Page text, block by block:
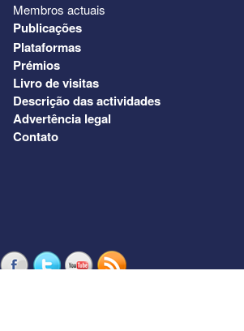
Membros actuais
Publicações
Plataformas
Prémios
Livro de visitas
Descrição das actividades
Advertência legal
Contato